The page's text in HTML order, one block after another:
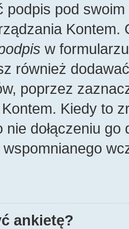
podpis pod
w
również
poprzez
Kiedy to
nie dołączeniu
ankietę?